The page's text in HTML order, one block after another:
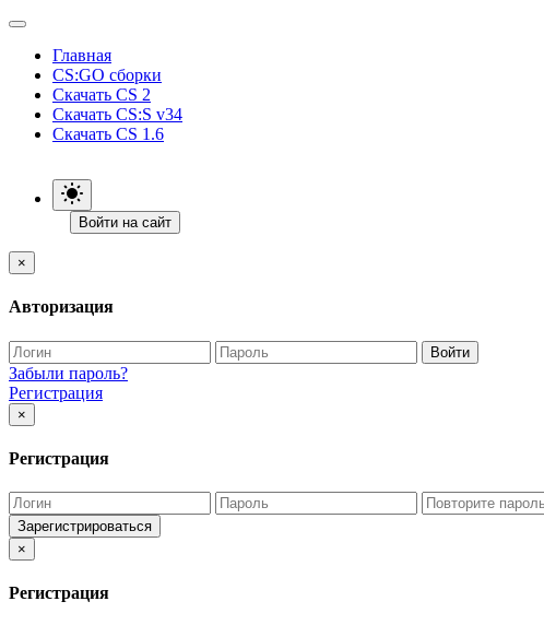
Главная
CS:GO сборки
Скачать CS 2
Скачать CS:S v34
Скачать CS 1.6
Войти на сайт
×
Авторизация
Войти
Забыли пароль?
Регистрация
×
Регистрация
Зарегистрироваться
×
Регистрация